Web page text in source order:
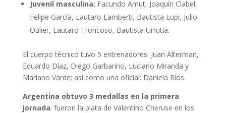
Juvenil masculina: Facundo Amut, Joaquín Clabel,
Felipe García, Lautaro Lamberti, Bautista Lupi, Julio
Oulier, Lautaro Troncoso, Bautista Urrutia.
El cuerpo técnico tuvo 5 entrenadores: Juan Alterman,
Eduardo Díaz, Diego Garbarino, Luciano Miranda y
Mariano Varde; así como una oficial: Daniela Ríos.
Argentina obtuvo 3 medallas en la primera
jornada: fueron la plata de Valentino Cheruse en los